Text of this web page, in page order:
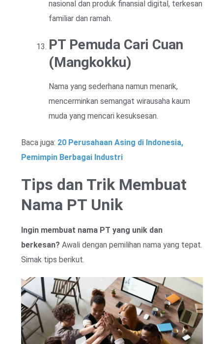
nasional dan produk finansial digital, terkesan
familiar dan ramah.
PT Pemuda Cari Cuan
(Mangkokku)
Nama yang sederhana namun menarik,
mencerminkan semangat wirausaha kaum
muda yang mencari kesuksesan.
Baca juga: 20 Perusahaan Asing di Indonesia,
Pemimpin Berbagai Industri
Tips dan Trik Membuat
Nama PT Unik
Ingin membuat nama PT yang unik dan
berkesan? Awali dengan pemilihan nama yang tepat.
Simak tips berikut.